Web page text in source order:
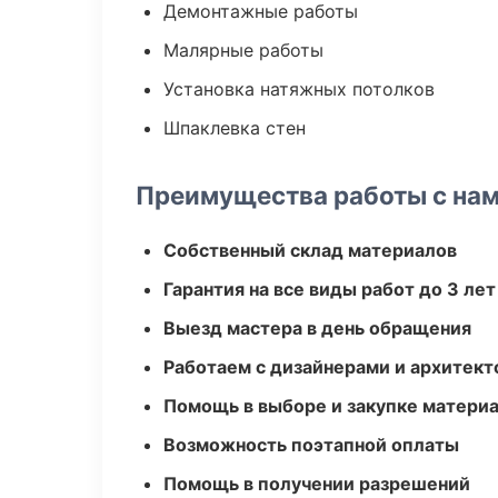
Демонтажные работы
Малярные работы
Установка натяжных потолков
Шпаклевка стен
Преимущества работы с
Собственный склад материалов
Гарантия на все виды работ до 3 лет
Выезд мастера в день обращения
Работаем с дизайнерами и
Помощь в выборе и закупке
Возможность поэтапной оплаты
Помощь в получении разрешений